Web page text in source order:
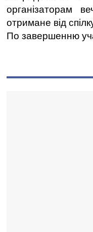
організаторам
отримане від
По завершенню